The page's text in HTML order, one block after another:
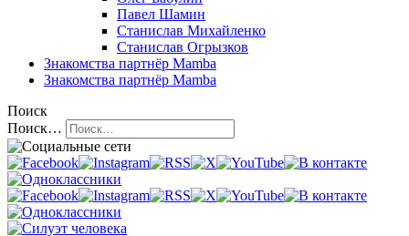
Павел Шамин
Станислав Михайленко
Станислав Огрызков
Знакомства партнёр Mamba
Знакомства партнёр Mamba
Поиск
Поиск…